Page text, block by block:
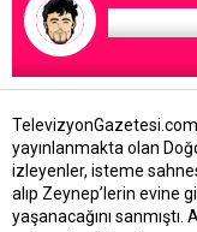
u
a
l
a
t
a
n
n
ı
t
a
r
i
h
yayınlanmakta olan
izleyenler, isteme
alıp Zeynep’lerin evine
yaşanacağını